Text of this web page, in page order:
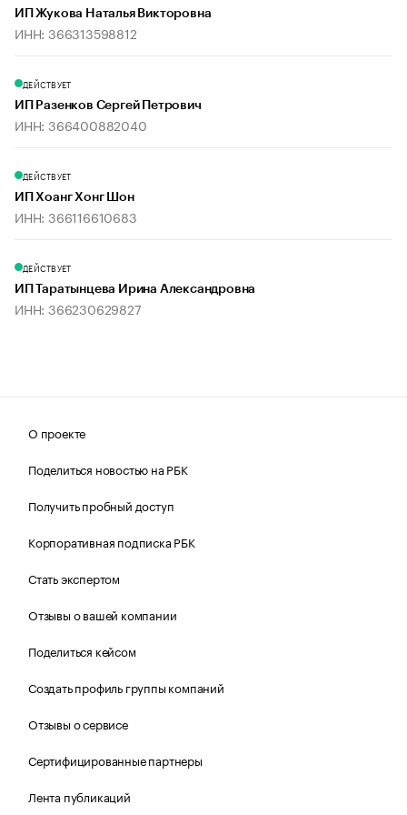
ИП Жукова Наталья Викторовна
ИНН: 366313598812
ДЕЙСТВУЕТ
ИП Разенков Сергей Петрович
ИНН: 366400882040
ДЕЙСТВУЕТ
ИП Хоанг Хонг Шон
ИНН: 366116610683
ДЕЙСТВУЕТ
ИП Таратынцева Ирина Александровна
ИНН: 366230629827
О проекте
Поделиться новостью на РБК
Получить пробный доступ
Корпоративная подписка РБК
Стать экспертом
Отзывы о вашей компании
Поделиться кейсом
Создать профиль группы компаний
Отзывы о сервисе
Сертифицированные партнеры
Лента публикаций